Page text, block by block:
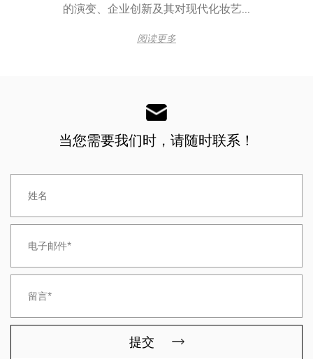
的演变、企业创新及其对现代化妆艺...
阅读更多
当您需要我们时，请随时联系！
提交